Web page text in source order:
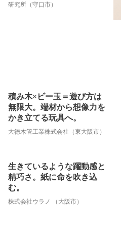
研究所（守口市）
積み木×ビー玉＝遊び方は
無限大。端材から想像力を
かき立てる玩具へ。
大徳木管工業株式会社（東大阪市）
生きているような躍動感と
精巧さ。紙に命を吹き込
む。
株式会社ウラノ （大阪市）